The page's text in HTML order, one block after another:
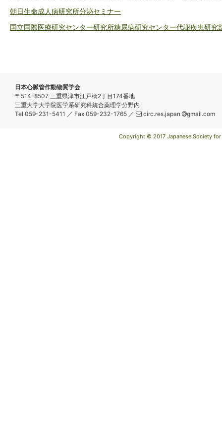
朝日生命成人病研究所分泌セミナー
国立国際医療研究センター研究所糖尿病研究センター代謝疾患研究
日本心脈管作動物質学会
〒514-8507 三重県津市江戸橋2丁目174番地
三重大学大学院医学系研究科統合薬理学分野内
Tel 059-231-5411 ／ Fax 059-232-1765 ／
circ.res.japan gmail.com
Copyright © 2017 Japanese Society